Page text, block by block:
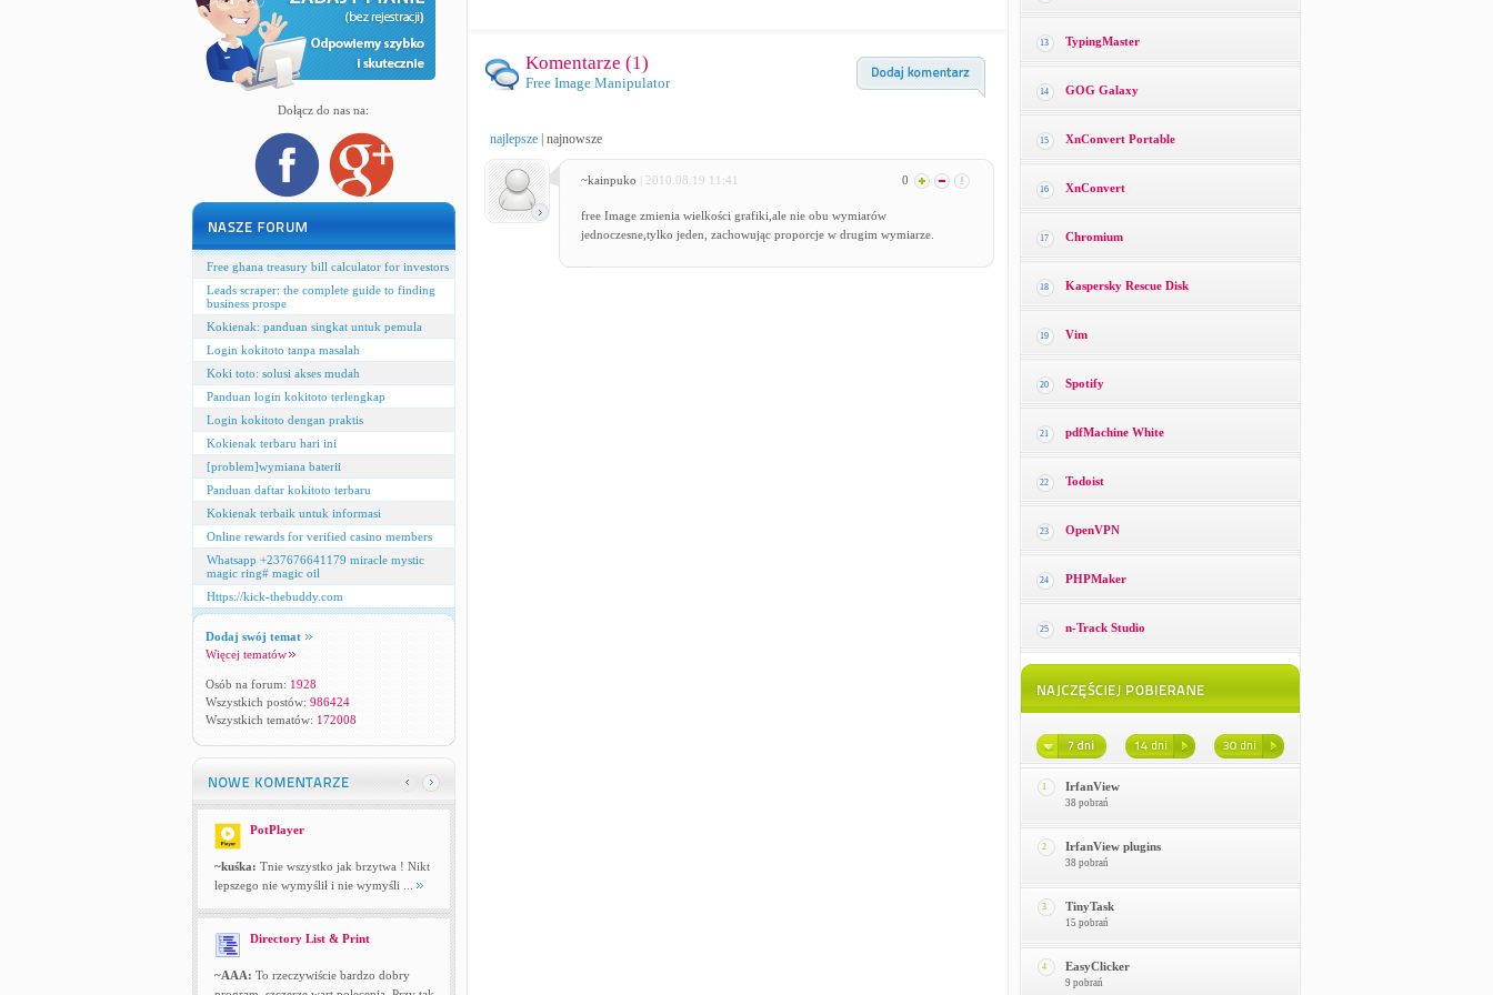
Dołącz do nas na:
Free ghana treasury bill calculator for investors
Leads scraper: the complete guide to finding
business prospe
Kokienak: panduan singkat untuk pemula
Login kokitoto tanpa masalah
Koki toto: solusi akses mudah
Panduan login kokitoto terlengkap
Login kokitoto dengan praktis
Kokienak terbaru hari ini
[problem]wymiana baterii
Panduan daftar kokitoto terbaru
Kokienak terbaik untuk informasi
Online rewards for verified casino members
Whatsapp +237676641179 miracle mystic
magic ring# magic oil
Https://kick-thebuddy.com
Dodaj swój temat
Więcej tematów
Osób na forum: 1928
Wszystkich postów: 986424
Wszystkich tematów: 172008
PotPlayer
~kuśka: Tnie wszystko jak brzytwa ! Nikt
lepszego nie wymyślił i nie wymyśli ...
Directory List & Print
~AAA: To rzeczywiście bardzo dobry
Komentarze (1)
Free Image Manipulator
najlepsze| najnowsze
~kainpuko | 2010.08.19 11:41 0
free Image zmienia wielkości grafiki,ale nie obu wymiarów
jednoczesne,tylko jeden, zachowując proporcje w drugim wymiarze.
13 TypingMaster
14 GOG Galaxy
15 XnConvert Portable
16 XnConvert
17 Chromium
18 Kaspersky Rescue Disk
19 Vim
20 Spotify
21 pdfMachine White
22 Todoist
23 OpenVPN
24 PHPMaker
25 n-Track Studio
1 IrfanView
38 pobrań
2 IrfanView plugins
38 pobrań
3 TinyTask
15 pobrań
4 EasyClicker
9 pobrań